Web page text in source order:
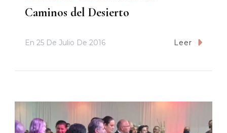
Caminos del Desierto
En 25 De Julio De 2016 Leer